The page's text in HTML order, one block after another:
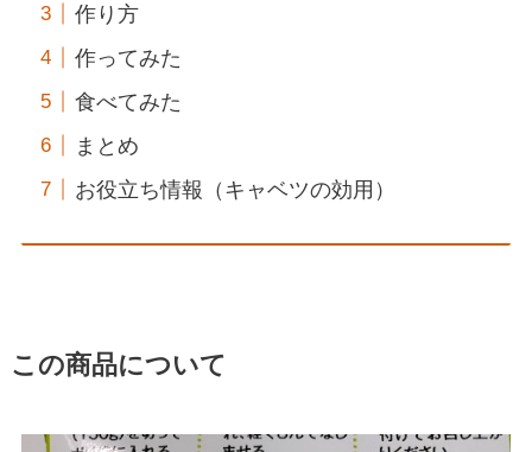
作り方
作ってみた
食べてみた
まとめ
お役立ち情報（キャベツの効用）
この商品について